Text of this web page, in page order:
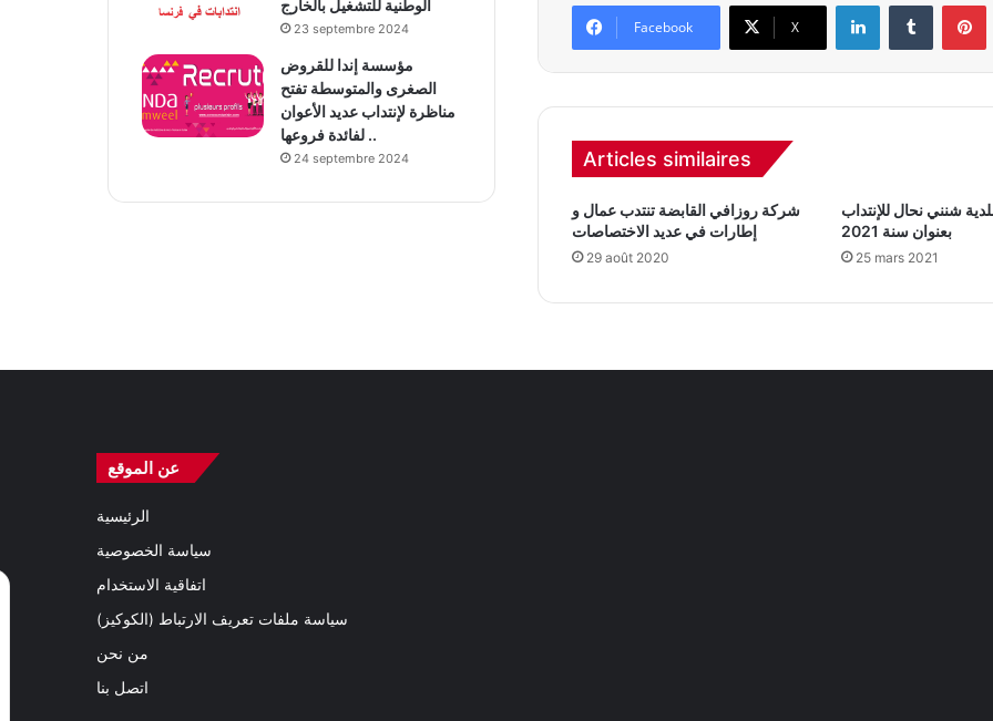
Facebook X
Articles similaires
شركة روزافي القابضة تنتدب عمال و
إطارات في عديد الاختصاصات
29 août 2020
شنني نحال للإنتداب
بعنوان سنة 2021
25 mars 2021
الوطنية للتشغيل بالخارج
23 septembre 2024
مؤسسة إندا للقروض
الصغرى والمتوسطة تفتح
مناظرة لإنتداب عديد الأعوان
لفائدة فروعها ..
24 septembre 2024
عن الموقع
الرئيسية
سياسة الخصوصية
اتفاقية الاستخدام
سياسة ملفات تعريف الارتباط (الكوكيز)
من نحن
اتصل بنا